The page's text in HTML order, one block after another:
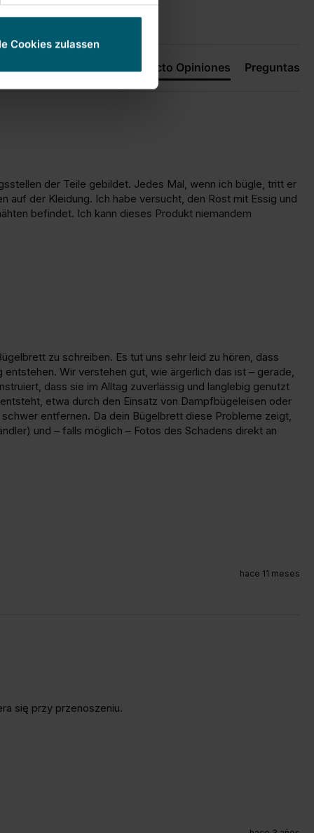
Cookies zulassen
Producto Opiniones Preguntas
der Teile gebildet. Jedes Mal, wenn ich bügle, tritt er
auf der Kleidung. Ich habe versucht, den Rost mit Essig und
befindet. Ich kann dieses Produkt niemandem
zu schreiben. Es tut uns sehr leid zu hören, dass
Wir verstehen gut, wie ärgerlich das ist – gerade,
dass sie im Alltag zuverlässig und langlebig genutzt
etwa durch den Einsatz von Dampfbügeleisen oder
entfernen. Da dein Bügelbrett diese Probleme zeigt,
und – falls möglich – Fotos des Schadens direkt an
hace 11 meses
się przy przenoszeniu.